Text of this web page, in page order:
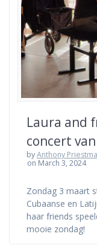
Laura and
concert
byAnthony
on March 3, 2024
Zondag 3 maart
Cubaanse en
haar friends
mooie zondag!